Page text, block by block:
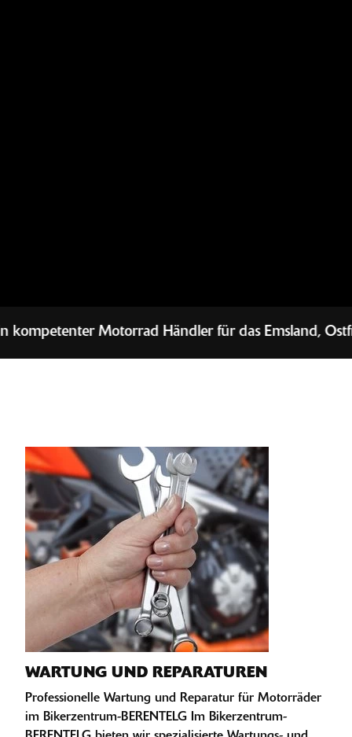
Händler für das Emsland, Ostfriesland, die
WARTUNG UND REPARATUREN
Professionelle Wartung und Reparatur für Motorräder
im Bikerzentrum-BERENTELG Im Bikerzentrum-